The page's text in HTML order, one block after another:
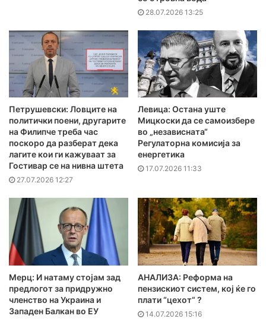
28.07.2026 13:25
Петрушевски: Ловците на
политички поени, другарите
на Филипче треба час
поскоро да разберат дека
лагите кои ги кажуваат за
Гостивар се на нивна штета
27.07.2026 12:27
Левица: Остана уште
Мицкоски да се самоизбере
во „независната“
Регулаторна комисија за
енергетика
17.07.2026 11:33
Мерц: И натаму стојам зад
предлогот за придружно
членство на Украина и
Западен Балкан во ЕУ
АНАЛИЗА: Реформа на
пензискиот систем, кој ќе го
плати “цехот“ ?
14.07.2026 15:16